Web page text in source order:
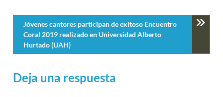
Jóvenes cantores participan de exitoso Encuentro
Coral 2019 realizado en Universidad Alberto
Hurtado (UAH)
Deja una respuesta